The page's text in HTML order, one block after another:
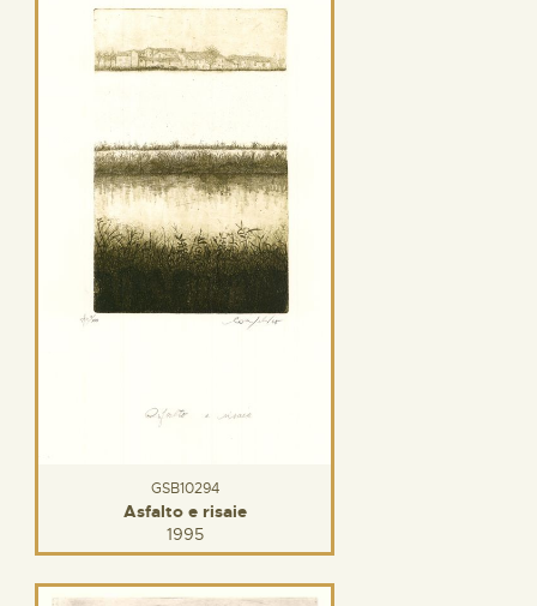
GSB10294
Asfalto e risaie
1995